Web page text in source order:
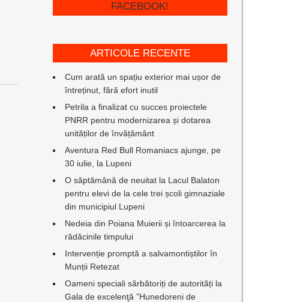
FACEBOOK!
ARTICOLE RECENTE
Cum arată un spațiu exterior mai ușor de
întreținut, fără efort inutil
Petrila a finalizat cu succes proiectele
PNRR pentru modernizarea și dotarea
unităților de învățământ
Aventura Red Bull Romaniacs ajunge, pe
30 iulie, la Lupeni
O săptămână de neuitat la Lacul Balaton
pentru elevi de la cele trei școli gimnaziale
din municipiul Lupeni
Nedeia din Poiana Muierii și întoarcerea la
rădăcinile timpului
Intervenție promptă a salvamontiștilor în
Munții Retezat
Oameni speciali sărbătoriți de autorități la
Gala de excelenţă ”Hunedoreni de